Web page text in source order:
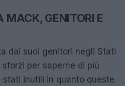
MACK, GENITORI E
dai suoi genitori negli Stati
sforzi per saperne di più
inutili in quanto queste